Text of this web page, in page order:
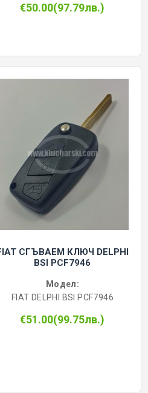
€50.00(97.79лв.)
СГЪВАЕМ КЛЮЧ DELPHI
BSI PCF7946
Модел:
FIAT DELPHI BSI PCF7946
€51.00(99.75лв.)